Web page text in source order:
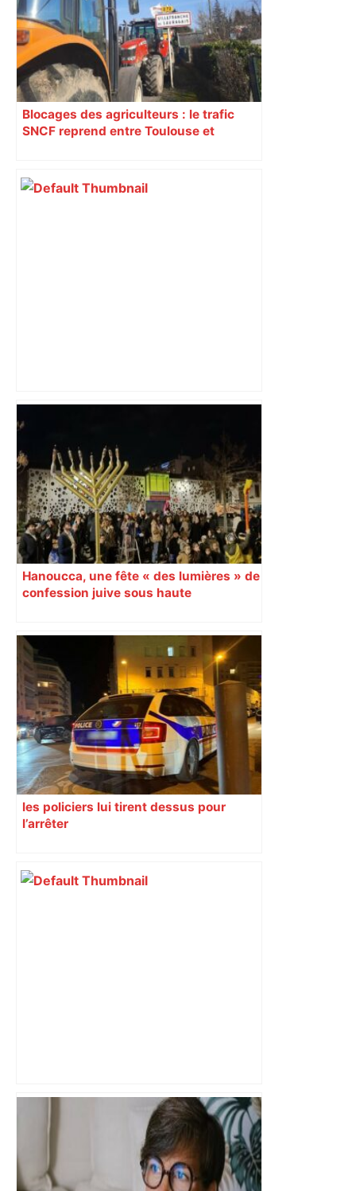
Blocages des agriculteurs : le trafic
SNCF reprend entre Toulouse et
Top 14: comment Perpignan a une
nouvelle fois fait tomber Toulouse? –
RMC Sport
Hanoucca, une fête « des lumières » de
confession juive sous haute
Labège, près de Toulouse
les policiers lui tirent dessus pour
l’arrêter
Top 14 : Perpignan mate le leader
Toulouse et quitte la dernière place –
lanouvellerepublique.fr